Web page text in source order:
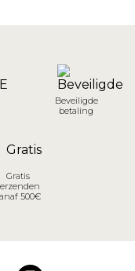
Beveiligde
betaling
Gratis
500€